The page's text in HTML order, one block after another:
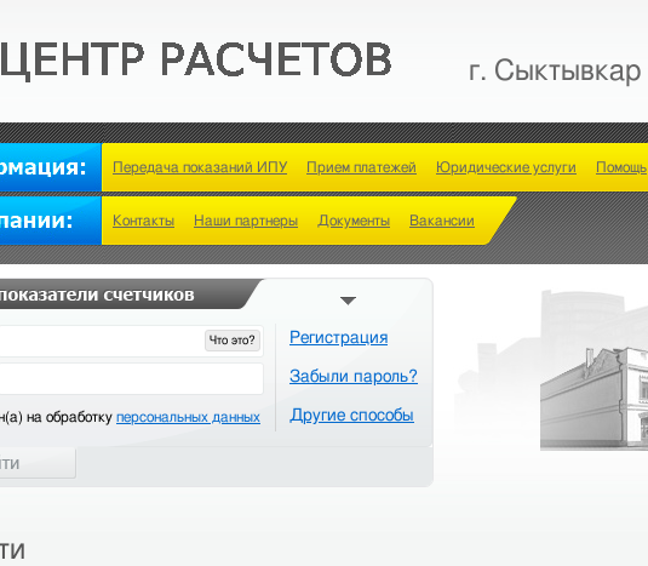
г. Сыктывкар
Контакты Наши партнеры Документы Вакансии
Передача показаний ИПУ Прием платежей Юридические услуги Помощь
Что это? Регистрация
Забыли пароль?
Другие способы
на обработку персональных данных